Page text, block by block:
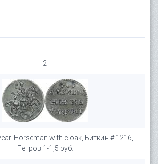
2
Horseman with cloak, Биткин # 1216,
Петров 1-1,5 руб.